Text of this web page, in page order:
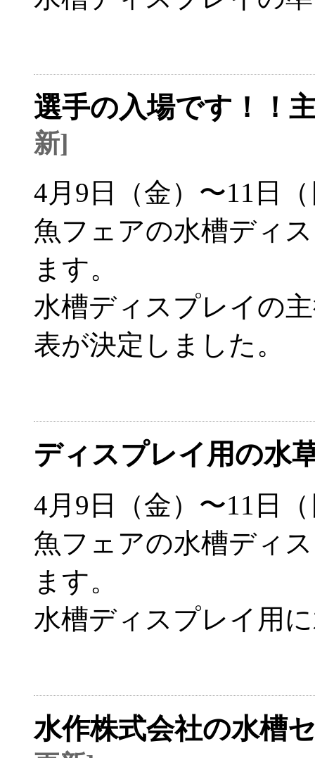
選手の入場です！
新]
4月9日（金）〜11日
魚フェアの水槽ディ
ます。
水槽ディスプレイの
表が決定しました。
ディスプレイ用の
4月9日（金）〜11日
魚フェアの水槽ディ
ます。
水槽ディスプレイ用
水作株式会社の水